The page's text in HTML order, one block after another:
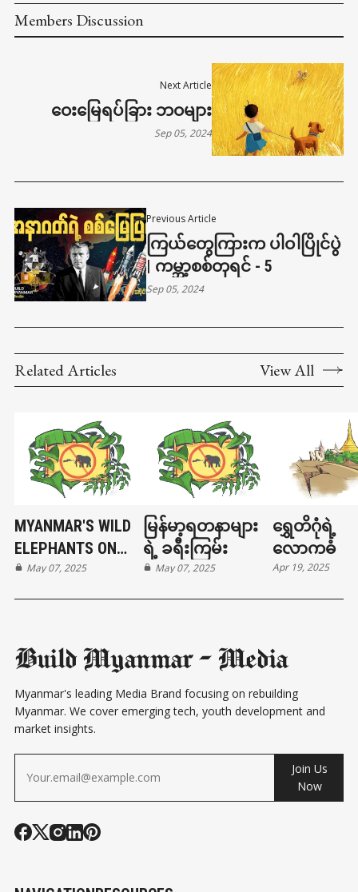
Members Discussion
Previous Article
ကြယ်တွေကြားက ပါဝါပြိုင်ပွဲ
| ကမ္ဘာ့စစ်တုရင် - 5
Sep 05, 2024
Next Article
ဝေးမြေရပ်ခြား ဘဝများ
Sep 05, 2024
Related Articles View All
MYANMAR'S WILD
ELEPHANTS ON
THE BRINK
May 07, 2025
မြန်မာ့ရတနာများ
ရဲ့ ခရီးကြမ်း
May 07, 2025
ရွှေတိဂုံရဲ့
လောကဓံ
Apr 19, 2025
Build Myanmar - Media
Myanmar's leading Media Brand focusing on rebuilding
Myanmar. We cover emerging tech, youth development and
market insights.
Join Us
Now